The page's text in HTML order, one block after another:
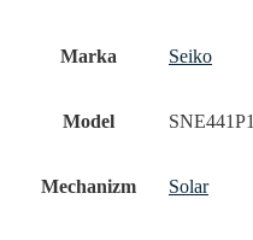
Marka Seiko
Model SNE441P1
Mechanizm Solar